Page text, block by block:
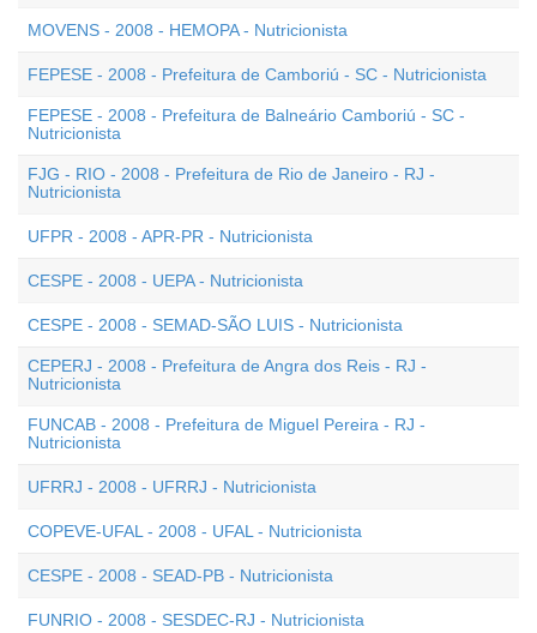
MOVENS - 2008 - HEMOPA - Nutricionista
FEPESE - 2008 - Prefeitura de Camboriú - SC - Nutricionista
FEPESE - 2008 - Prefeitura de Balneário Camboriú - SC -
Nutricionista
FJG - RIO - 2008 - Prefeitura de Rio de Janeiro - RJ -
Nutricionista
UFPR - 2008 - APR-PR - Nutricionista
CESPE - 2008 - UEPA - Nutricionista
CESPE - 2008 - SEMAD-SÃO LUIS - Nutricionista
CEPERJ - 2008 - Prefeitura de Angra dos Reis - RJ -
Nutricionista
FUNCAB - 2008 - Prefeitura de Miguel Pereira - RJ -
Nutricionista
UFRRJ - 2008 - UFRRJ - Nutricionista
COPEVE-UFAL - 2008 - UFAL - Nutricionista
CESPE - 2008 - SEAD-PB - Nutricionista
FUNRIO - 2008 - SESDEC-RJ - Nutricionista